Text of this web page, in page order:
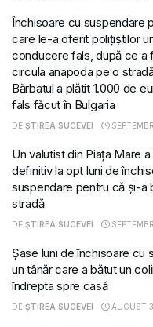
Închisoare cu suspendare
care le-a oferit polițiștilor
conducere fals, după ce a
circula anapoda pe o
Bărbatul a plătit 1.000 de
fals făcut în Bulgaria
DE ȘTIREA SUCEVEI
Un valutist din Piața Mare
definitiv la opt luni de
suspendare pentru că și-a
stradă
DE ȘTIREA SUCEVEI
Șase luni de închisoare cu
un tânăr care a bătut un
îndrepta spre casă
DE ȘTIREA SUCEVEI AUGUST